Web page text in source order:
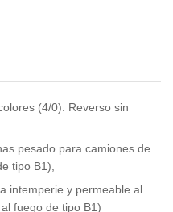
(4/0). Reverso sin
pesado para camiones de
tipo B1),
intemperie y permeable al
fuego de tipo B1)